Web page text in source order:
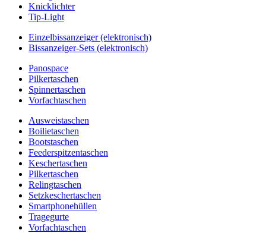
Knicklichter
Tip-Light
Einzelbissanzeiger (elektronisch)
Bissanzeiger-Sets (elektronisch)
Panospace
Pilkertaschen
Spinnertaschen
Vorfachtaschen
Ausweistaschen
Boilietaschen
Bootstaschen
Feederspitzentaschen
Keschertaschen
Pilkertaschen
Relingtaschen
Setzkeschertaschen
Smartphonehüllen
Tragegurte
Vorfachtaschen